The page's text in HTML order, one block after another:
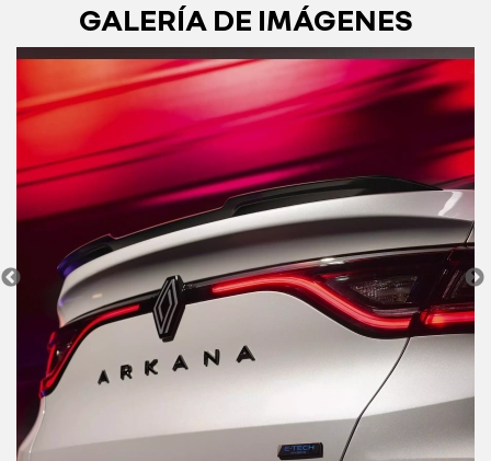
GALERÍA DE IMÁGENES